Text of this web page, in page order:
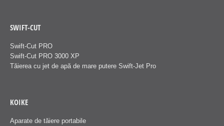
SWIFT-CUT
Swift-Cut PRO
Swift-Cut PRO 3000 XP
Tăierea cu jet de apă de mare putere Swift-Jet Pro
KOIKE
Aparate de tăiere portabile